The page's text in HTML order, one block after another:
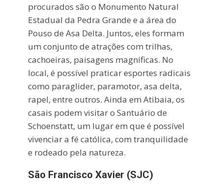
procurados são o Monumento Natural
Estadual da Pedra Grande e a área do
Pouso de Asa Delta. Juntos, eles formam
um conjunto de atrações com trilhas,
cachoeiras, paisagens magníficas. No
local, é possível praticar esportes radicais
como paraglider, paramotor, asa delta,
rapel, entre outros. Ainda em Atibaia, os
casais podem visitar o Santuário de
Schoenstatt, um lugar em que é possível
vivenciar a fé católica, com tranquilidade
e rodeado pela natureza.
São Francisco Xavier (SJC)